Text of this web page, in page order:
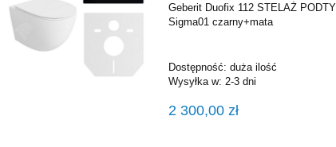
Geberit Duofix 112 STELAŻ
Sigma01 czarny+mata
Dostępność: duża ilość
Wysyłka w: 2-3 dni
2 300,00 zł